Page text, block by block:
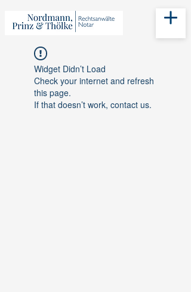
Widget Didn’t Load
Check your internet and refresh
this page.
If that doesn’t work, contact us.